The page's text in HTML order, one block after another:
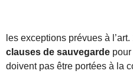
es exceptions prévues à
clauses de sauvegarde
doivent pas être portées à la